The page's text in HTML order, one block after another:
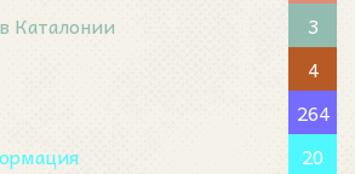
Каталонии
3
4
264
20